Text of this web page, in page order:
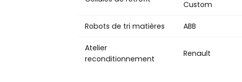
Custom
Robots de tri matières ABB
Atelier
reconditionnement
Renault